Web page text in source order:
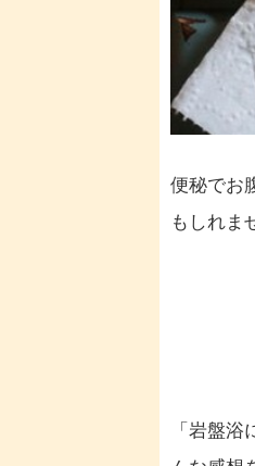
便秘でお
もしれま
「岩盤